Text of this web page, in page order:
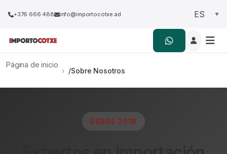
+376 666 488 info@importocotxe.ad
Página de inicio
› Sobre Nosotros
DESDE 2019